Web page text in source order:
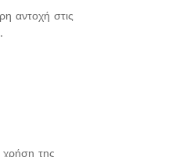
αντοχή στις
χρήση της